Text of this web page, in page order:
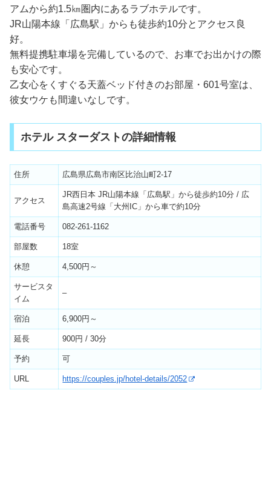
アムから約1.5㎞圏内にあるラブホテルです。
JR山陽本線「広島駅」からも徒歩約10分とアクセス良
好。
無料提携駐車場を完備しているので、お車でお出かけの際
も安心です。
乙女心をくすぐる天蓋ベッド付きのお部屋・601号室は、
彼女ウケも間違いなしです。
ホテル スターダストの詳細情報
住所 広島県広島市南区比治山町2-17
アクセス
JR西日本 JR山陽本線「広島駅」から徒歩約10分 / 広
島高速2号線「大州IC」から車で約10分
電話番号 082-261-1162
部屋数 18室
休憩 4,500円～
サービスタ
イム
–
宿泊 6,900円～
延長 900円 / 30分
予約 可
URL https://couples.jp/hotel-details/2052